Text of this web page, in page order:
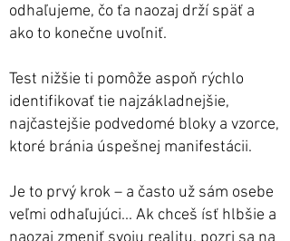
odhaľujeme, čo ťa naozaj drží späť a
ako to konečne uvoľniť.
Test nižšie ti pomôže aspoň rýchlo
identifikovať tie najzákladnejšie,
najčastejšie podvedomé bloky a vzorce,
ktoré bránia úspešnej manifestácii.
Je to prvý krok – a často už sám osebe
veľmi odhaľujúci...​ Ak chceš ísť hlbšie a